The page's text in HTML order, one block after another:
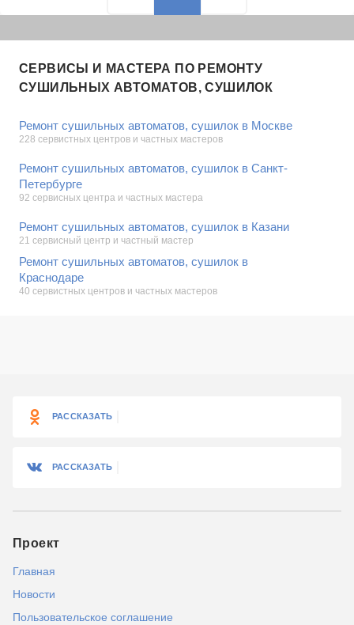
СЕРВИСЫ И МАСТЕРА ПО РЕМОНТУ
СУШИЛЬНЫХ АВТОМАТОВ, СУШИЛОК
Ремонт сушильных автоматов, сушилок в Москве
228 сервистных центров и частных мастеров
Ремонт сушильных автоматов, сушилок в Санкт-
Петербурге
92 сервисных центра и частных мастера
Ремонт сушильных автоматов, сушилок в Казани
21 сервисный центр и частный мастер
Ремонт сушильных автоматов, сушилок в
Краснодаре
40 сервистных центров и частных мастеров
РАССКАЗАТЬ
РАССКАЗАТЬ
Проект
Главная
Новости
Пользовательское соглашение